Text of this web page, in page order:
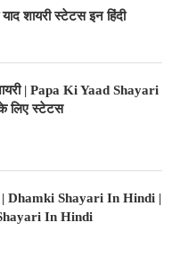
शायरी स्टेटस इन हिंदी
| Papa Ki Yaad Shayari
के लिए स्टेटस
| Dhamki Shayari In Hindi |
In Hindi